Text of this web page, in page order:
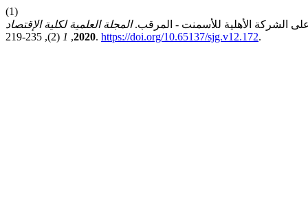
(1)
على الشركة الأهلية للأسمنت - المرقب.المجلة العلمية لكلية الإقتصاد
2020
,
1 (2), 235-219. https://doi.org/10.65137/sjg.v12.172.